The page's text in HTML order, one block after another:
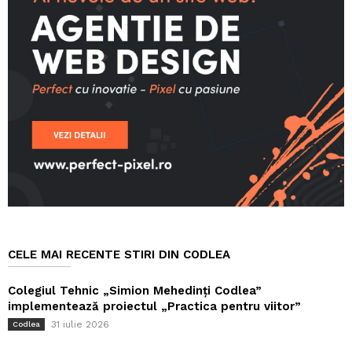
CELE MAI RECENTE STIRI DIN CODLEA
Colegiul Tehnic „Simion Mehedinți Codlea”
implementează proiectul „Practica pentru viitor”
Codlea 31 iulie 2026